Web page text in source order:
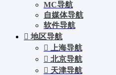
MC导航
自媒体导航
软件导航
地区导航
上海导航
北京导航
天津导航